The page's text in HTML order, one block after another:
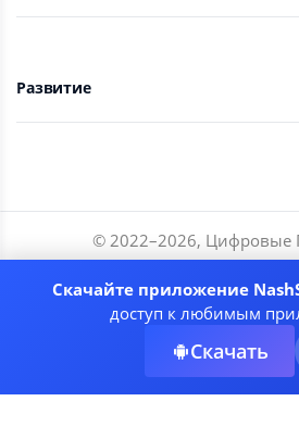
Развитие
© 2022–2026, Цифровые
Разработчики
Соглашение
Рекомендательные системы
Скачайте приложение
доступ к любимым
Скачать